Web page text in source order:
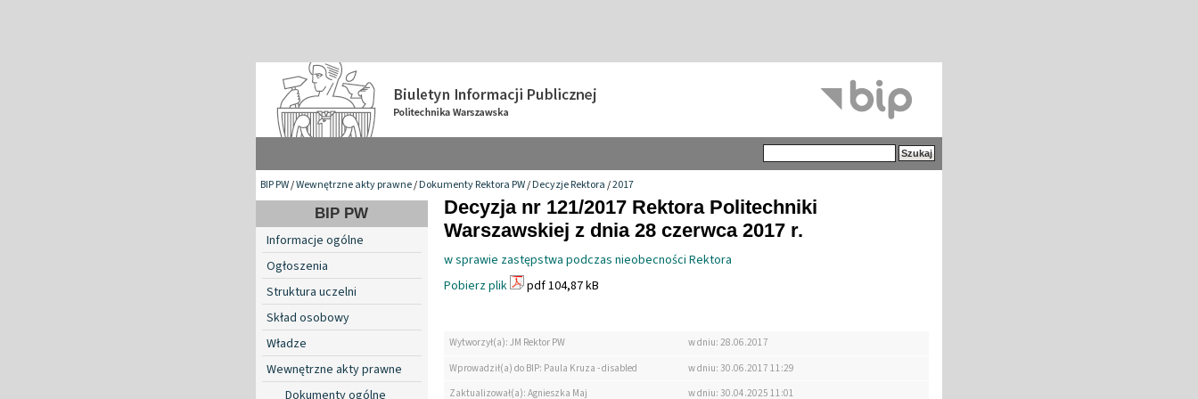
BIP PW/Wewnętrzne akty prawne/Dokumenty Rektora PW/Decyzje Rektora/2017
BIP PW
Informacje ogólne
Ogłoszenia
Struktura uczelni
Skład osobowy
Władze
Wewnętrzne akty prawne
Dokumenty ogólne
Decyzja nr 121/2017 Rektora Politechniki
Warszawskiej z dnia 28 czerwca 2017 r.
w sprawie zastępstwa podczas nieobecności Rektora
Pobierz plik
pdf 104,87 kB
Wytworzył(a): JM Rektor PW
w dniu: 28.06.2017
Wprowadził(a) do BIP: Paula Kruza - disabled
w dniu: 30.06.2017 11:29
Zaktualizował(a): Agnieszka Maj
w dniu: 30.04.2025 11:01